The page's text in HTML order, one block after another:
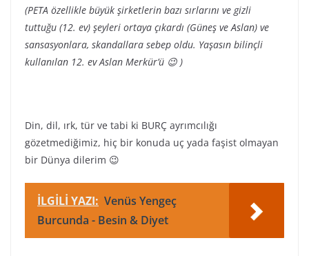
(PETA özellikle büyük şirketlerin bazı sırlarını ve gizli
tuttuğu (12. ev) şeyleri ortaya çıkardı (Güneş ve Aslan) ve
sansasyonlara, skandallara sebep oldu. Yaşasın bilinçli
kullanılan 12. ev Aslan Merkür’ü 😉 )
Din, dil, ırk, tür ve tabi ki BURÇ ayrımcılığı
gözetmediğimiz, hiç bir konuda uç yada faşist olmayan
bir Dünya dilerim 😉
İLGİLİ YAZI: Venüs Yengeç
Burcunda - Besin & Diyet